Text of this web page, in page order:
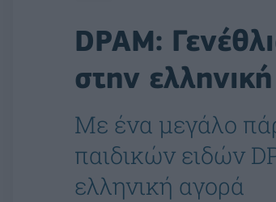
DPAM:
στην
Με ένα μεγάλο
παιδικών ειδών
ελληνική αγορά